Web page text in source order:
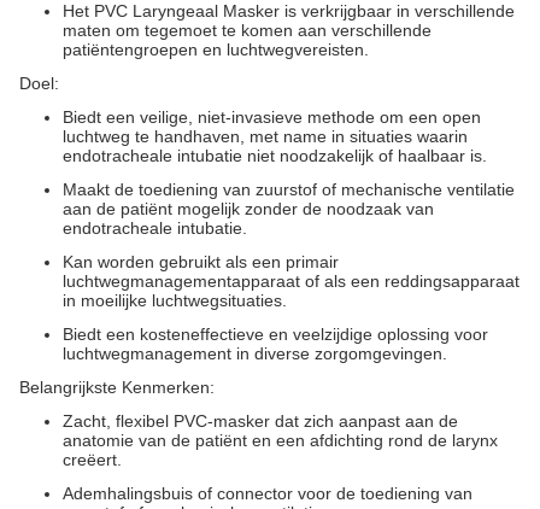
Het PVC Laryngeaal Masker is verkrijgbaar in verschillende
maten om tegemoet te komen aan verschillende
patiëntengroepen en luchtwegvereisten.
Doel:
Biedt een veilige, niet-invasieve methode om een open
luchtweg te handhaven, met name in situaties waarin
endotracheale intubatie niet noodzakelijk of haalbaar is.
Maakt de toediening van zuurstof of mechanische ventilatie
aan de patiënt mogelijk zonder de noodzaak van
endotracheale intubatie.
Kan worden gebruikt als een primair
luchtwegmanagementapparaat of als een reddingsapparaat
in moeilijke luchtwegsituaties.
Biedt een kosteneffectieve en veelzijdige oplossing voor
luchtwegmanagement in diverse zorgomgevingen.
Belangrijkste Kenmerken:
Zacht, flexibel PVC-masker dat zich aanpast aan de
anatomie van de patiënt en een afdichting rond de larynx
creëert.
Ademhalingsbuis of connector voor de toediening van